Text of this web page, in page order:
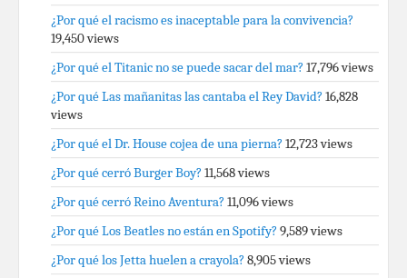
¿Por qué el racismo es inaceptable para la convivencia?
19,450 views
¿Por qué el Titanic no se puede sacar del mar? 17,796 views
¿Por qué Las mañanitas las cantaba el Rey David? 16,828
views
¿Por qué el Dr. House cojea de una pierna? 12,723 views
¿Por qué cerró Burger Boy? 11,568 views
¿Por qué cerró Reino Aventura? 11,096 views
¿Por qué Los Beatles no están en Spotify? 9,589 views
¿Por qué los Jetta huelen a crayola? 8,905 views